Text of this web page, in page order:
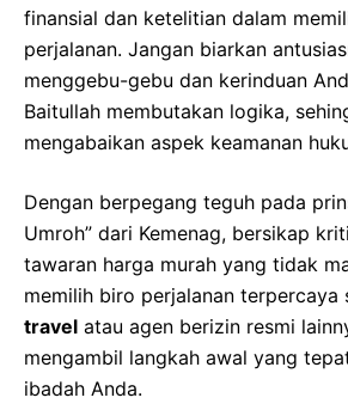
finansial dan ketelitian dalam
perjalanan. Jangan biarkan
menggebu-gebu dan kerinduan
Baitullah membutakan logika,
mengabaikan aspek keamanan
Dengan berpegang teguh pada
Umroh” dari Kemenag, bersikap
tawaran harga murah yang tidak
memilih biro perjalanan terpercaya
travel atau agen berizin resmi
mengambil langkah awal yang
ibadah Anda.